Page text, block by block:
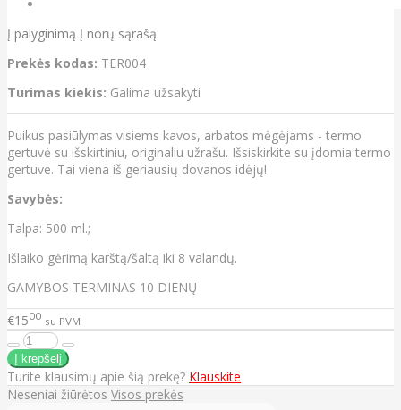
Į palyginimą Į norų sąrašą
Prekės kodas: TER004
Turimas kiekis: Galima užsakyti
Puikus pasiūlymas visiems kavos, arbatos mėgėjams - termo
gertuvė su išskirtiniu, originaliu užrašu. Išsiskirkite su įdomia termo
gertuve. Tai viena iš geriausių dovanos idėjų!
Savybės:
Talpa: 500 ml.;
Išlaiko gėrimą karštą/šaltą iki 8 valandų.
GAMYBOS TERMINAS 10 DIENŲ
€1500 su PVM
Turite klausimų apie šią prekę? Klauskite
Neseniai žiūrėtos Visos prekės